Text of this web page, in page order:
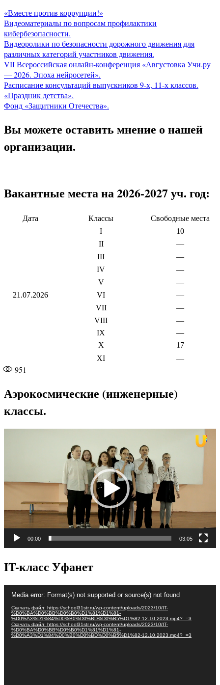
«Вместе против коррупции!»
Видеоматериалы по вопросам профилактики
кибербезопасности.
Видеоролики по безопасности дорожного движения для
различных категорий участников движения.
VII Всероссийская онлайн-конференция «Августовка Учи.ру
— 2026. Эпоха нейросетей».
Расписание консультаций выпускников 9-х, 11-х классов.
«Праздник детства».
Фонд «Защитники Отечества».
Вы можете оставить мнение о нашей
организации.
Вакантные места на 2026-2027 уч. год:
Дата Классы Свободные места
21.07.2026
I
10
II
—
III
—
IV
—
V
—
VI
—
VII
—
VIII
—
IX
—
X
17
XI
—
951
Аэрокосмические (инженерные)
классы.
00:00 03:05
IT-класс Уфанет
Media error: Format(s) not supported or source(s) not found
Скачать файл: https://school31str.ru/wp-content/uploads/2023/10/IT-
%D0%BA%D0%BB%D0%B0%D1%81%D1%81-
%D0%A3%D1%84%D0%B0%D0%BD%D0%B5%D1%82-12.10.2023.mp4?_=3
Скачать файл: https://school31str.ru/wp-content/uploads/2023/10/IT-
%D0%BA%D0%BB%D0%B0%D1%81%D1%81-
%D0%A3%D1%84%D0%B0%D0%BD%D0%B5%D1%82-12.10.2023.mp4?_=3